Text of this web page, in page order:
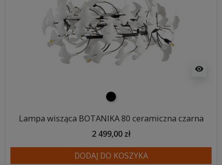
visibility
czarny
Lampa wisząca BOTANIKA 80 ceramiczna czarna
2 499,00 zł
DODAJ DO KOSZYKA